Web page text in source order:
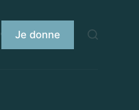
Contact
Je donne